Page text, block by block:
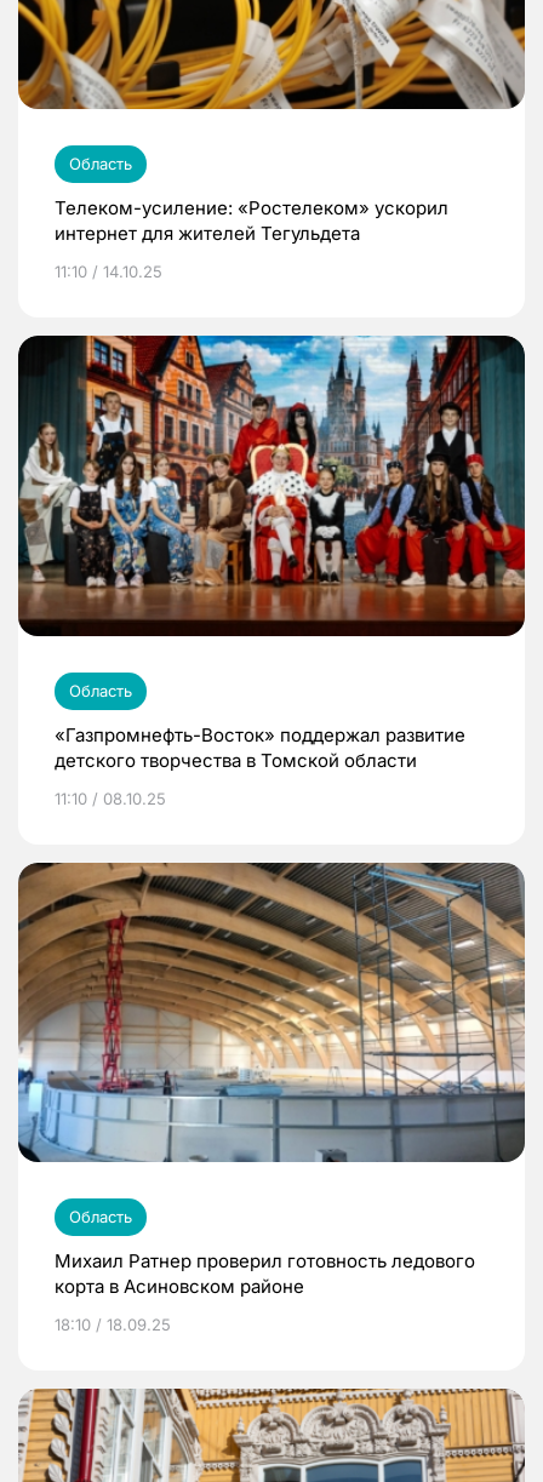
Область
Телеком-усиление: «Ростелеком» ускорил
интернет для жителей Тегульдета
11:10 / 14.10.25
Область
«Газпромнефть-Восток» поддержал развитие
детского творчества в Томской области
11:10 / 08.10.25
Область
Михаил Ратнер проверил готовность ледового
корта в Асиновском районе
18:10 / 18.09.25